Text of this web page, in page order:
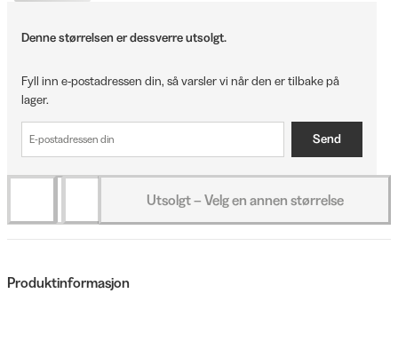
Denne størrelsen er dessverre utsolgt.
Fyll inn e-postadressen din, så varsler vi når den er tilbake på
lager.
Send
Utsolgt – Velg en annen størrelse
Produktinformasjon